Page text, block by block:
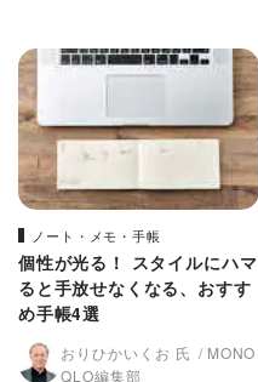
ノート・メモ・手帳
個性が光る！ スタイルにハマ
ると手放せなくなる、おすす
め手帳4選
おりひかいくお 氏
MONO
QLO編集部